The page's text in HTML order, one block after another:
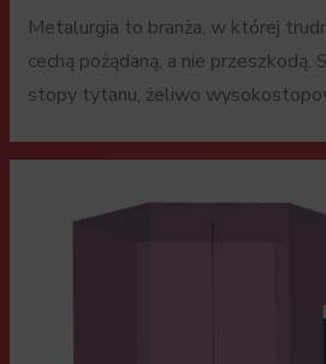
Metalurgia to branża, w której
cechą pożądaną, a nie przeszkodą.
stopy tytanu, żeliwo